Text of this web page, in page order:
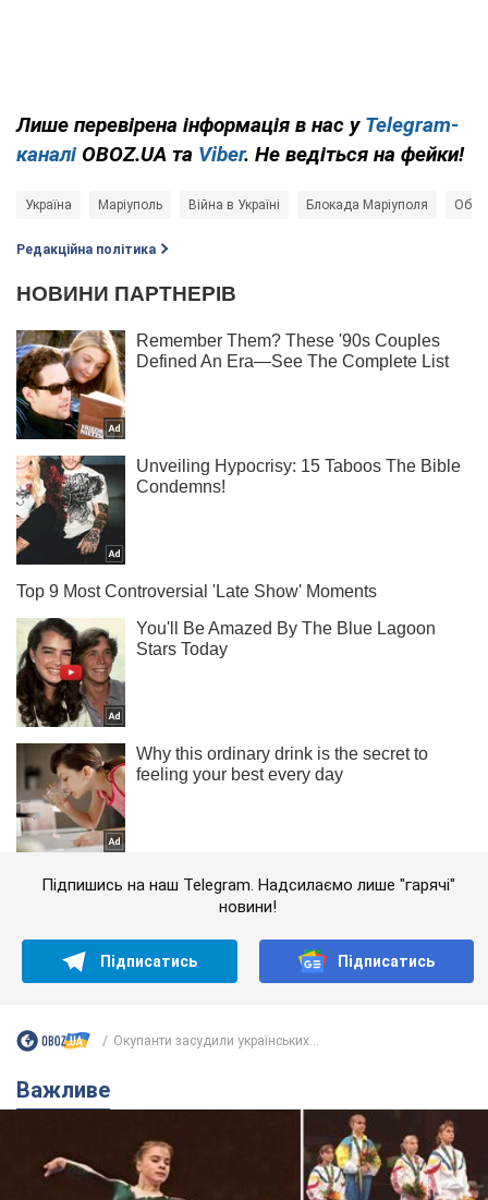
Лише перевірена інформація в нас у Telegram-
каналі OBOZ.UA та Viber. Не ведіться на фейки!
Україна Маріуполь Війна в Україні Блокада Маріуполя
Редакційна політика
Підпишись на наш Telegram. Надсилаємо лише "гарячі"
новини!
Підписатись Підписатись
Окупанти засудили українських...
Важливе